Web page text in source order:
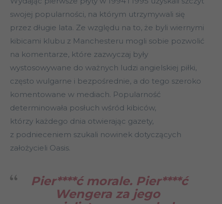
swojej popularności, na którym utrzymywali się
przez długie lata. Ze względu na to, że byli wiernymi
kibicami klubu z Manchesteru mogli sobie pozwolić
na komentarze, które zazwyczaj były
wystosowywane do ważnych ludzi angielskiej piłki,
często wulgarne i bezpośrednie, a do tego szeroko
komentowane w mediach. Popularność
determinowała posłuch wśród kibiców,
którzy każdego dnia otwierając gazety,
z podnieceniem szukali nowinek dotyczących
założycieli Oasis.
Pier****ć morale. Pier****ć
Wengera za jego